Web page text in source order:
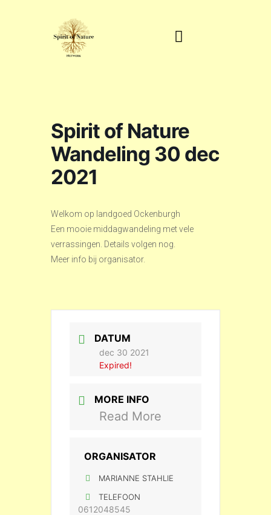
Spirit of Nature
Wandeling 30 dec
2021
Welkom op landgoed Ockenburgh
Een mooie middagwandeling met vele
verrassingen. Details volgen nog.
Meer info bij organisator.
DATUM
dec 30 2021
Expired!
MORE INFO
Read More
ORGANISATOR
MARIANNE STAHLIE
TELEFOON
0612048545